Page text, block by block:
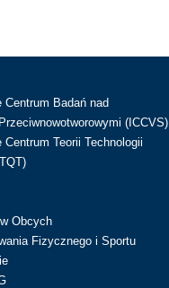
Centrum Badań nad
(ICCVS)
Centrum Teorii Technologii
Obcych
Fizycznego i Sportu